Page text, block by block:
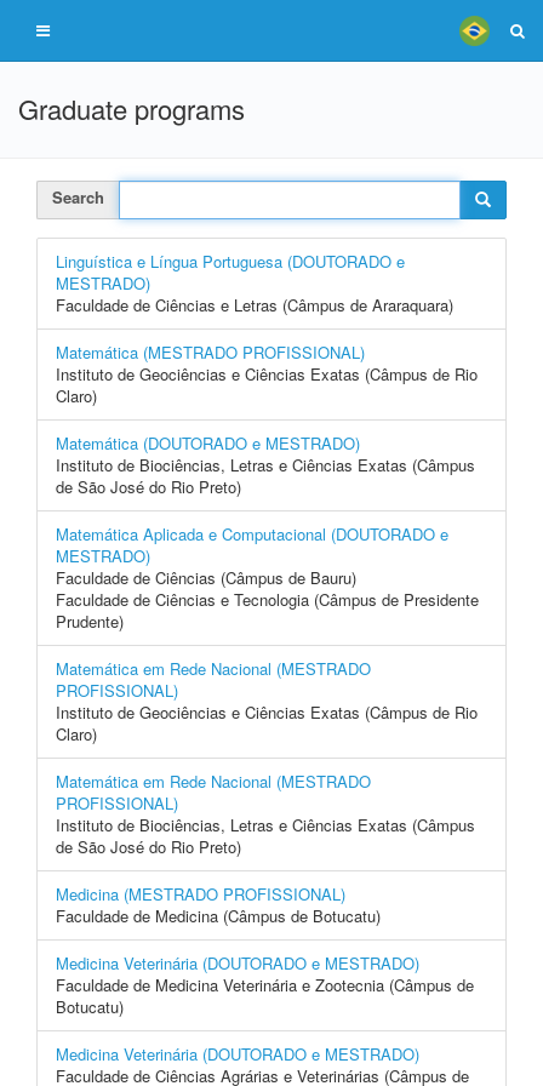
Graduate programs
Search
Linguística e Língua Portuguesa (DOUTORADO e
MESTRADO)
Faculdade de Ciências e Letras (Câmpus de Araraquara)
Matemática (MESTRADO PROFISSIONAL)
Instituto de Geociências e Ciências Exatas (Câmpus de Rio
Claro)
Matemática (DOUTORADO e MESTRADO)
Instituto de Biociências, Letras e Ciências Exatas (Câmpus
de São José do Rio Preto)
Matemática Aplicada e Computacional (DOUTORADO e
MESTRADO)
Faculdade de Ciências (Câmpus de Bauru)
Faculdade de Ciências e Tecnologia (Câmpus de Presidente
Prudente)
Matemática em Rede Nacional (MESTRADO
PROFISSIONAL)
Instituto de Geociências e Ciências Exatas (Câmpus de Rio
Claro)
Matemática em Rede Nacional (MESTRADO
PROFISSIONAL)
Instituto de Biociências, Letras e Ciências Exatas (Câmpus
de São José do Rio Preto)
Medicina (MESTRADO PROFISSIONAL)
Faculdade de Medicina (Câmpus de Botucatu)
Medicina Veterinária (DOUTORADO e MESTRADO)
Faculdade de Medicina Veterinária e Zootecnia (Câmpus de
Botucatu)
Medicina Veterinária (DOUTORADO e MESTRADO)
Faculdade de Ciências Agrárias e Veterinárias (Câmpus de